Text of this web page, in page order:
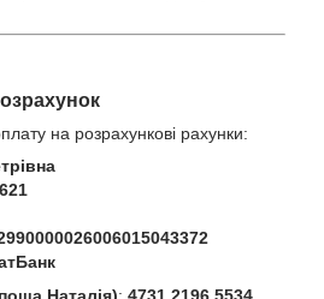
на розрахункові рахунки: